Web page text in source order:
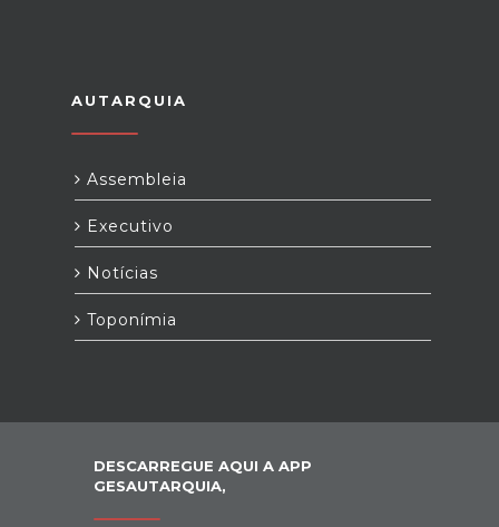
AUTARQUIA
Assembleia
Executivo
Notícias
Toponímia
DESCARREGUE AQUI A APP
GESAUTARQUIA,